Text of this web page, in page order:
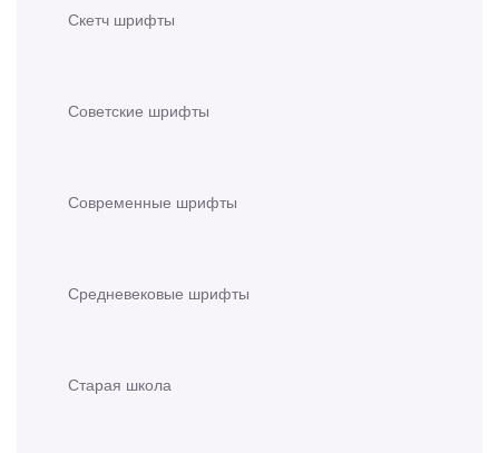
Скетч шрифты
Советские шрифты
Современные шрифты
Средневековые шрифты
Старая школа